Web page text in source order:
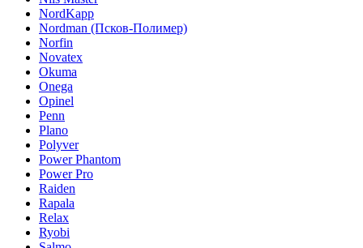
NordKapp
Nordman (Псков-Полимер)
Norfin
Novatex
Okuma
Onega
Opinel
Penn
Plano
Polyver
Power Phantom
Power Pro
Raiden
Rapala
Relax
Ryobi